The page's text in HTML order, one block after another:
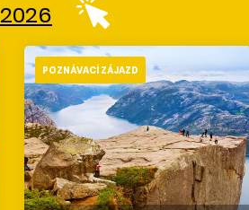
2026
POZNÁVACÍ ZÁJAZD